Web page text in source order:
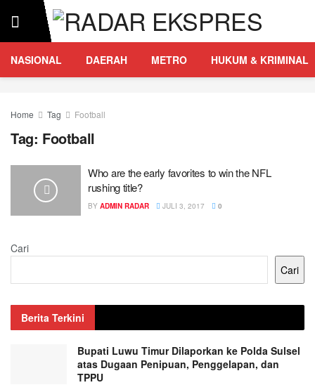
NASIONAL DAERAH METRO HUKUM & KRIMINAL
Home Tag Football
Tag: Football
Who are the early favorites to win the NFL
rushing title?
BY ADMIN RADAR JULI 3, 2017 0
Cari
Cari
Berita Terkini
Bupati Luwu Timur Dilaporkan ke Polda Sulsel
atas Dugaan Penipuan, Penggelapan, dan
TPPU